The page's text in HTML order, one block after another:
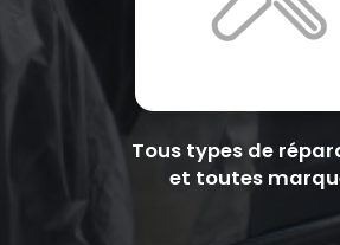
Tous types de
et toutes